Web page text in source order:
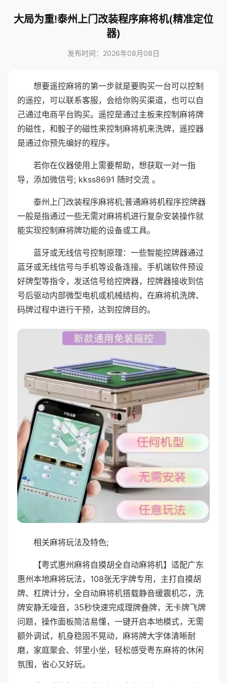
大局为重!泰州上门改装程序麻将机(精准定位
器)
发布时间：2026年08月08日
想要遥控麻将的第一步就是要购买一台可以控制
的遥控，可以联系客服，会给你购买渠道，也可以自
己通过电商平台购买。遥控是通过主板来控制麻将牌
的磁性，和骰子的磁性来控制麻将机来洗牌，遥控器
是通过你预先编好的程序。
若你在仪器使用上需要帮助，想获取一对一指
导，添加微信号; kkss8691 随时交流 。
泰州上门改装程序麻将机;普通麻将机程序控牌器
一般是指通过一些无需对麻将机进行复杂安装操作就
能实现控制麻将牌功能的设备或工具。
蓝牙或无线信号控制原理：一些智能控牌器通过
蓝牙或无线信号与手机等设备连接。手机端软件预设
好牌型等指令，发送信号给控牌器，控牌器接收到信
号后驱动内部微型电机或机械结构，在麻将机洗牌、
码牌过程中进行干预，达到控牌目的。
相关麻将玩法及特色;
【粤式惠州麻将自摸胡全自动麻将机】适配广东
惠州本地麻将玩法，108张无字牌专用，主打自摸胡
牌、杠牌计分，全自动麻将机搭载静音缓震机芯，洗
牌安静无噪音，35秒快速完成理牌叠牌，无卡牌飞牌
问题，操作面板简洁易懂，一键开启本地模式，无需
额外调试，机身稳固不晃动，麻将牌大字体清晰耐
磨，家庭聚会、邻里小坐，轻松感受粤东麻将的休闲
氛围，省心又好玩。